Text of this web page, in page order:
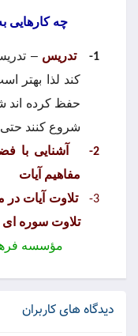
چه کارهایی
1- تدریس –
حفظ کرده اند
شروع کنند حتی
2-
آشنایی با
مفاهیم آیات
3-
تلاوت آیات در
تلاوت سوره
مؤسسه
دیدگاه های کاربران